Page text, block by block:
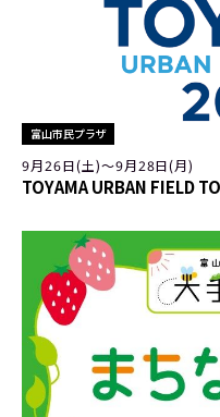
富山市民プラザ
9月26日(土)〜9月28日(月)
TOYAMA URBAN FIELD